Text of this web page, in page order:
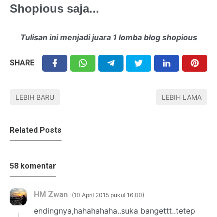
Shopious saja...
Tulisan ini menjadi juara 1 lomba blog shopious
SHARE
LEBIH BARU LEBIH LAMA
Related Posts
58 komentar
HM Zwan 10 April 2015 pukul 16.00
endingnya,hahahahaha..suka bangettt..tetep